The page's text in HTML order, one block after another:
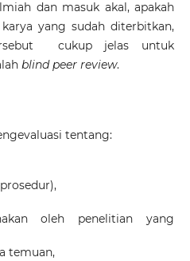
dan masuk akal, apakah
yang sudah diterbitkan,
cukup jelas untuk
blind peer review.
tentang:
oleh penelitian yang
temuan,